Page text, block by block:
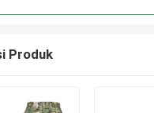
Produk